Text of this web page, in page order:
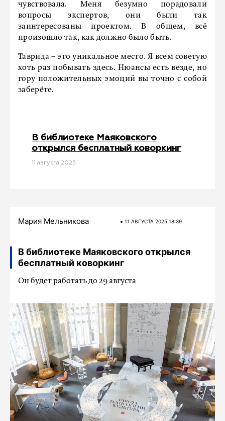
чувствовала. Меня безумно порадовали
вопросы экспертов, они были так
заинтересованы проектом. В общем, всё
произошло так, как должно было быть.
Таврида – это уникальное место. Я всем советую
хоть раз побывать здесь. Нюансы есть везде, но
гору положительных эмоций вы точно с собой
заберёте.
В библиотеке Маяковского
открылся бесплатный коворкинг
11 августа 2025
Мария Мельникова 11 АВГУСТА 2025 18:39
В библиотеке Маяковского открылся
бесплатный коворкинг
Он будет работать до 29 августа